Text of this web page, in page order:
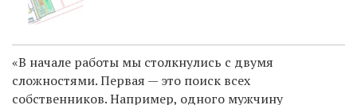
«В начале работы мы столкнулись с двумя
сложностями. Первая — это поиск всех
собственников. Например, одного мужчину